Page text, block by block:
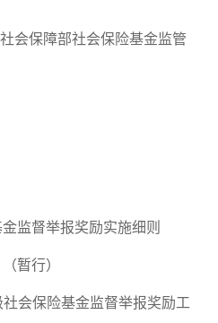
保障部社会保险基金监管
监督举报奖励实施细则
行）
会保险基金监督举报奖励工